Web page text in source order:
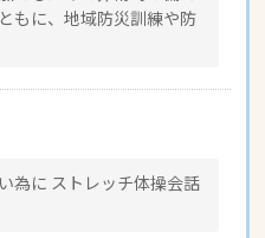
もに、地域防災訓練や防
為に ストレッチ体操会話